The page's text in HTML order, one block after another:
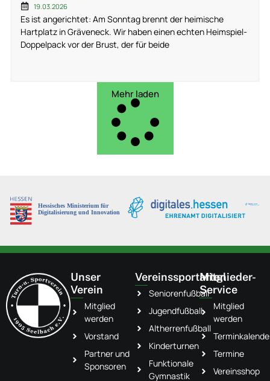
19.03.2026
Es ist angerichtet: Am Sonntag brennt der heimische
Hartplatz in Gräveneck. Wir haben einen echten Heimspiel-
Doppelpack vor der Brust, der für beide
Mehr laden
Unser
Verein
Mitglied
werden
Vorstand
Partner und
Sponsoren
Vereinssportarten
Seniorenfußball
Jugendfußball
Altherrenfußball
Kinderturnen
Funktionale
Gymnastik
Mitglieder-
Service
Mitglied
werden
Termine
Vereinsshop